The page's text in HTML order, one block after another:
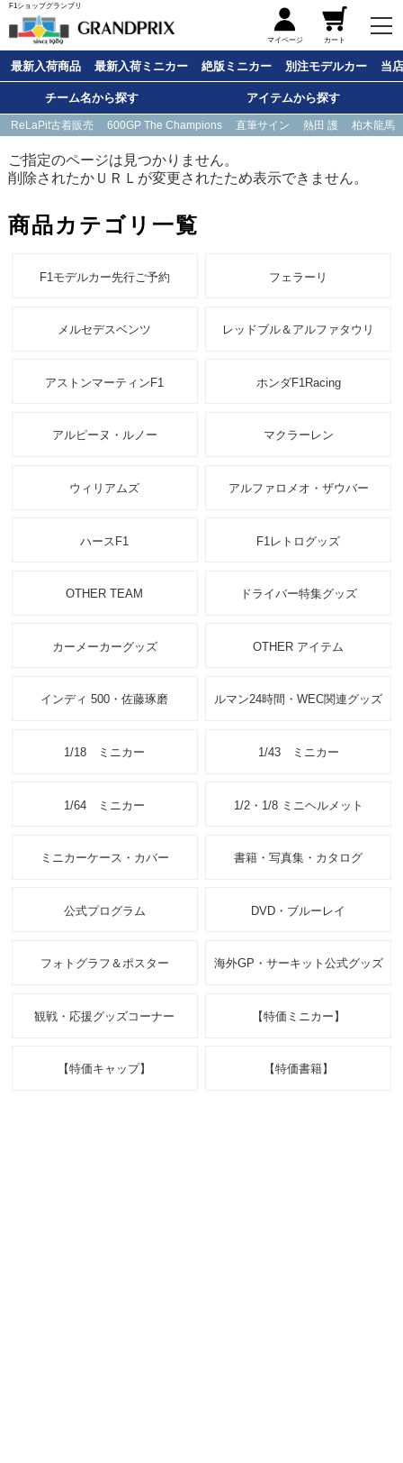
F1ショップグランプリ
マイページ カート
最新入荷商品 最新入荷ミニカー 絶版ミニカー 別注モデルカー 当
チーム名から探す アイテムから探す
ReLaPit古着販売 600GP The Champions 直筆サイン 熱田 護 柏木龍馬
ご指定のページは見つかりません。
削除されたかＵＲＬが変更されたため表示できません。
商品カテゴリ一覧
F1モデルカー先行ご予約 フェラーリ
メルセデスベンツ レッドブル＆アルファタウリ
アストンマーティンF1 ホンダF1Racing
アルピーヌ・ルノー マクラーレン
ウィリアムズ アルファロメオ・ザウバー
ハースF1 F1レトログッズ
OTHER TEAM ドライバー特集グッズ
カーメーカーグッズ OTHER アイテム
インディ 500・佐藤琢磨 ルマン24時間・WEC関連グッズ
1/18 ミニカー 1/43 ミニカー
1/64 ミニカー 1/2・1/8 ミニヘルメット
ミニカーケース・カバー 書籍・写真集・カタログ
公式プログラム DVD・ブルーレイ
フォトグラフ＆ポスター 海外GP・サーキット公式グッズ
観戦・応援グッズコーナー 【特価ミニカー】
【特価キャップ】 【特価書籍】